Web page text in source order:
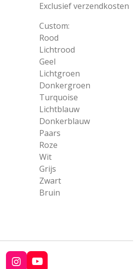
Exclusief verzendkosten
Custom:
Rood
Lichtrood
Geel
Lichtgroen
Donkergroen
Turquoise
Lichtblauw
Donkerblauw
Paars
Roze
Wit
Grijs
Zwart
Bruin
I
Y